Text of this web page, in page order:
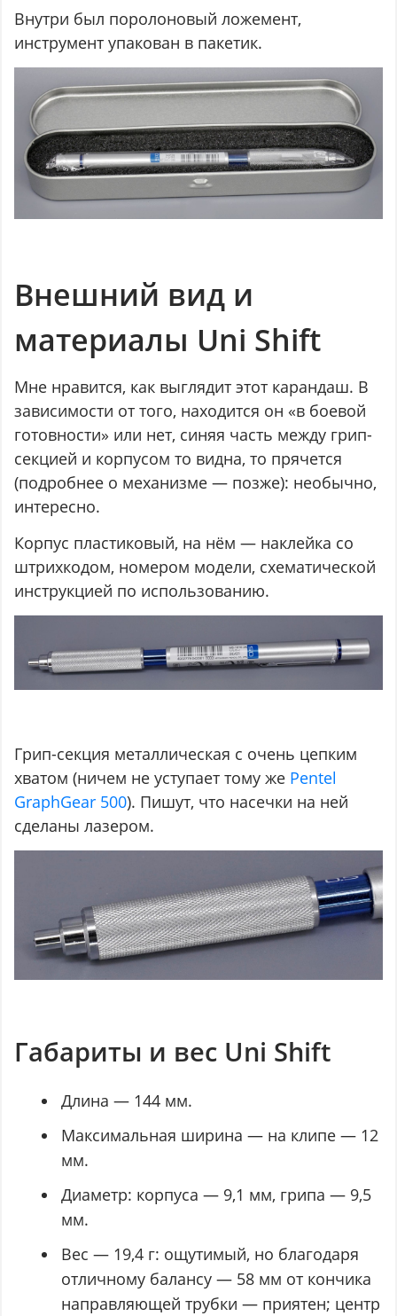
Внутри был поролоновый ложемент,
инструмент упакован в пакетик.
Внешний вид и
материалы Uni Shift
Мне нравится, как выглядит этот карандаш. В
зависимости от того, находится он «в боевой
готовности» или нет, синяя часть между грип-
секцией и корпусом то видна, то прячется
(подробнее о механизме — позже): необычно,
интересно.
Корпус пластиковый, на нём — наклейка со
штрихкодом, номером модели, схематической
инструкцией по использованию.
Грип-секция металлическая с очень цепким
хватом (ничем не уступает тому же Pentel
GraphGear 500). Пишут, что насечки на ней
сделаны лазером.
Габариты и вес Uni Shift
Длина — 144 мм.
Максимальная ширина — на клипе — 12
мм.
Диаметр: корпуса — 9,1 мм, грипа — 9,5
мм.
Вес — 19,4 г: ощутимый, но благодаря
отличному балансу — 58 мм от кончика
направляющей трубки — приятен; центр